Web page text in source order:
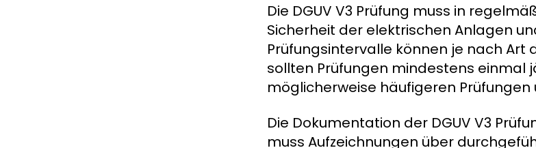
Die DGUV V3 Prüfung muss in
Sicherheit der elektrischen Anlagen
Prüfungsintervalle können je nach Art
sollten Prüfungen mindestens einmal
möglicherweise häufigeren
Die Dokumentation der DGUV V3
muss Aufzeichnungen über